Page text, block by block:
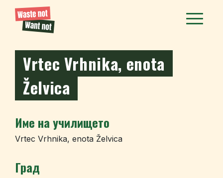
Vrtec Vrhnika, enota
Želvica
Име на училището
Vrtec Vrhnika, enota Želvica
Град